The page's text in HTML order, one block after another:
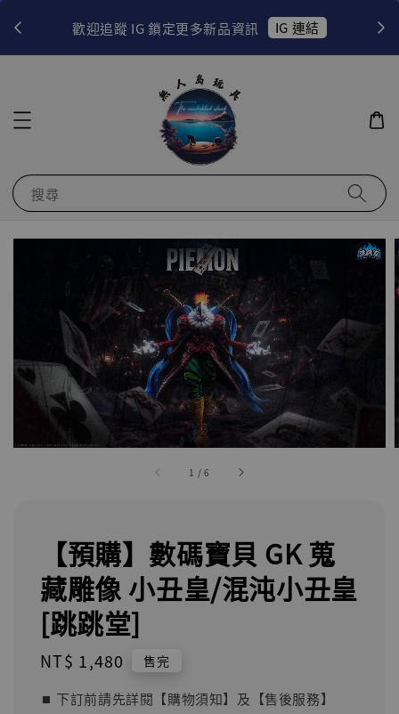
歡迎追蹤 IG 鎖定更多新品資訊 IG 連結
搜尋
1 /6
【預購】數碼寶貝 GK 蒐
藏雕像 小丑皇/混沌小丑皇
[跳跳堂]
Regular
NT$ 1,480 售完
⏹︎ 下訂前請先詳閱【購物須知】及【售後服務】